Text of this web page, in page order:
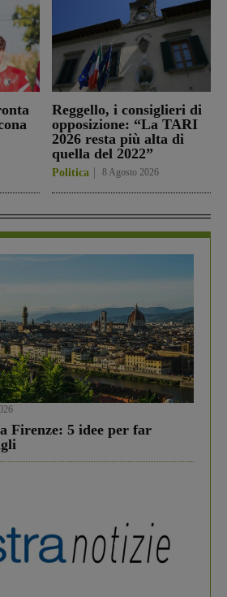
Reggello, i consiglieri di
opposizione: “La TARI
2026 resta più alta di
quella del 2022”
Politica 8 Agosto 2026
Firenze: 5 idee per far